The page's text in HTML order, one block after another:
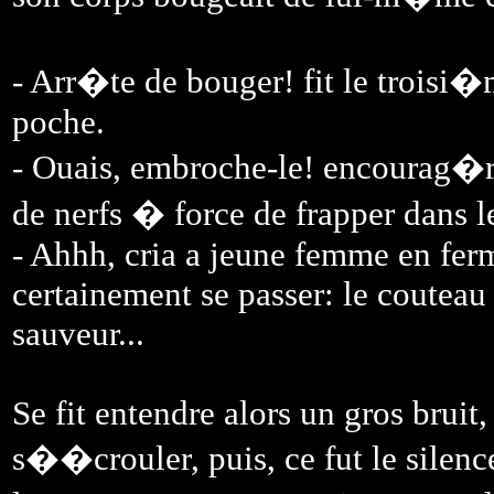
- Arr�te de bouger! fit le
poche.
- Ouais, embroche-le!
de nerfs � force de frapper dans
- Ahhh, cria a jeune femme en
certainement se passer: le
sauveur...
Se fit entendre alors un gros
s��crouler, puis, ce fut le